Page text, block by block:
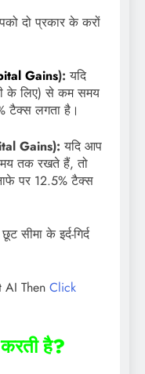
दो प्रकार के करों
Gains): यदि
के लिए) से कम समय
टैक्स लगता है।
Gains): यदि आप
तक रखते हैं, तो
पर 12.5% टैक्स
सीमा के इर्द-गिर्द
AI Then Click
है?